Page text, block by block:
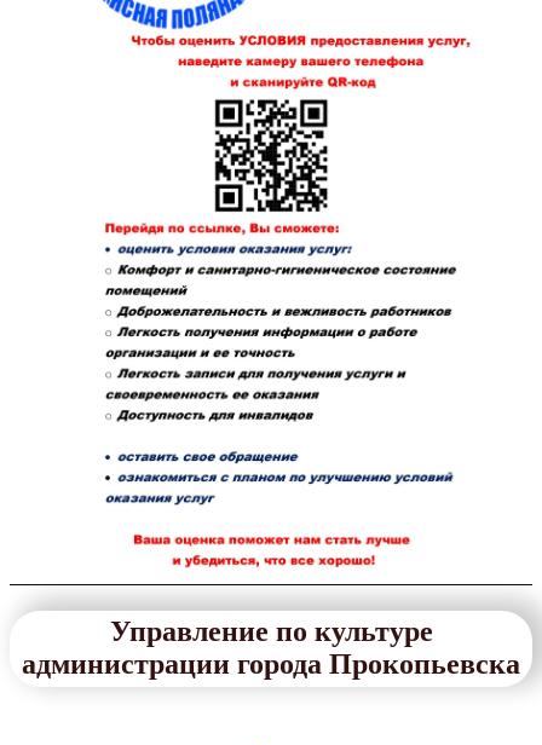
Управление по культуре
администрации города Прокопьевска